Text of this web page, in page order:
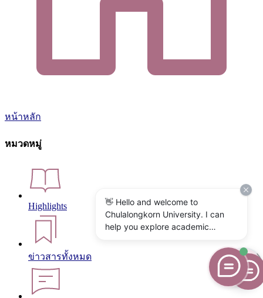
หน้าหลัก
หมวดหมู่
Highlights
ข่าวสารทั้งหมด
👋 Hello and welcome to
Chulalongkorn University. I can
help you explore academic